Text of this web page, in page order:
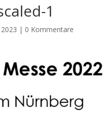
1
| 0 Kommentare